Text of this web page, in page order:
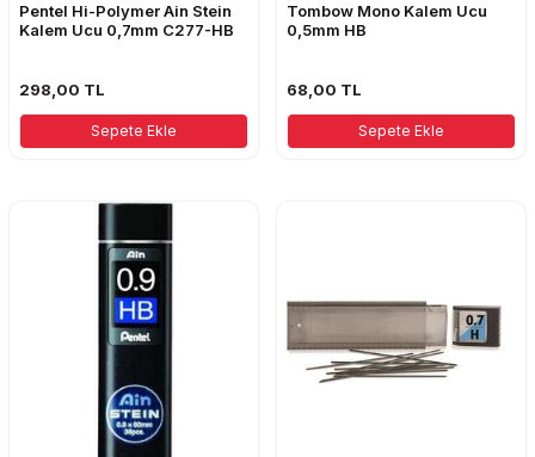
Pentel Hi-Polymer Ain Stein
Kalem Ucu 0,7mm C277-HB
298,00 TL
Sepete Ekle
Tombow Mono Kalem Ucu
0,5mm HB
68,00 TL
Sepete Ekle